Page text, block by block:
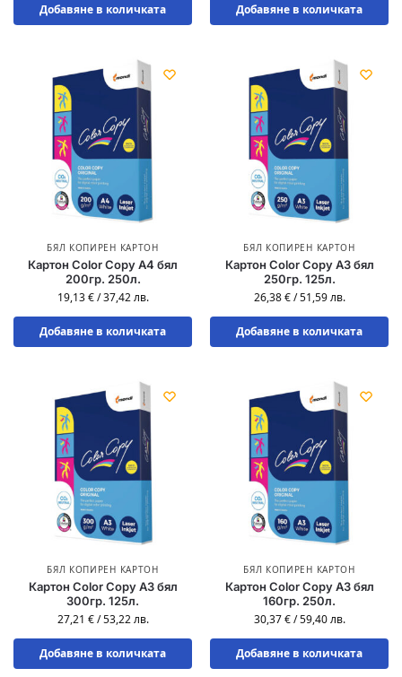
Добавяне в количката Добавяне в количката
БЯЛ КОПИРЕН КАРТОН
Картон Color Copy A4 бял
200гр. 250л.
19,13€ /37,42лв.
Добавяне в количката
БЯЛ КОПИРЕН КАРТОН
Картон Color Copy A3 бял
250гр. 125л.
26,38€ /51,59лв.
Добавяне в количката
БЯЛ КОПИРЕН КАРТОН
Картон Color Copy A3 бял
300гр. 125л.
27,21 € /53,22лв.
Добавяне в количката
БЯЛ КОПИРЕН КАРТОН
Картон Color Copy A3 бял
160гр. 250л.
30,37€ /59,40лв.
Добавяне в количката